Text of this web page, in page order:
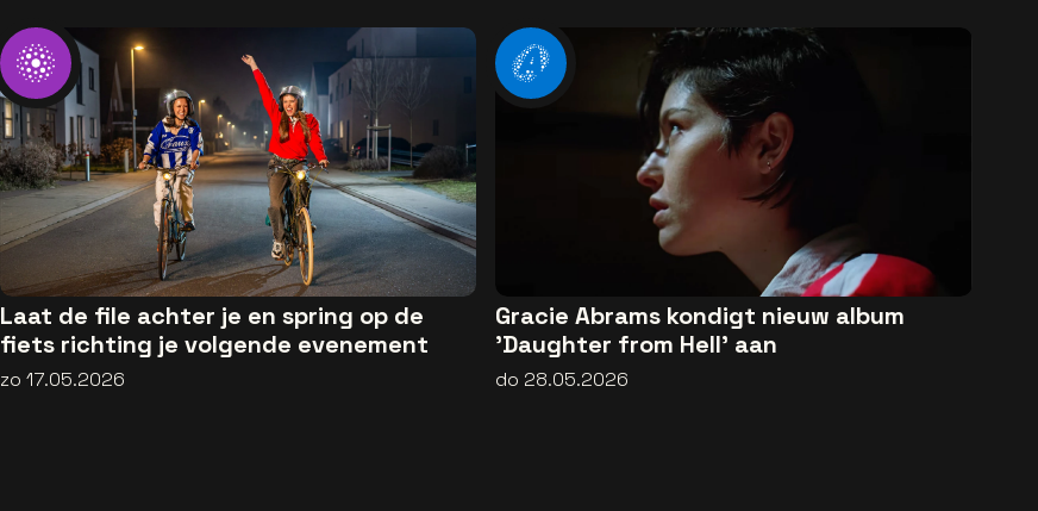
Laat de file achter je en spring op de
fiets richting je volgende evenement
zo 17.05.2026
Gracie Abrams kondigt nieuw album
'Daughter from Hell' aan
do 28.05.2026